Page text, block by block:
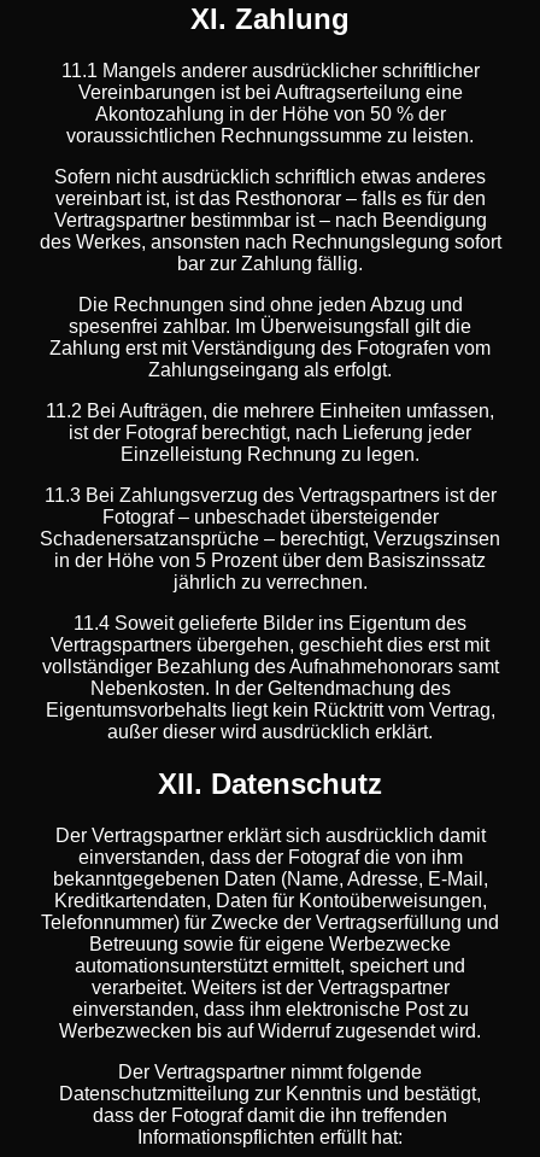
XI. Zahlung
11.1 Mangels anderer ausdrücklicher schriftlicher
Vereinbarungen ist bei Auftragserteilung eine
Akontozahlung in der Höhe von 50 % der
voraussichtlichen Rechnungssumme zu leisten.
Sofern nicht ausdrücklich schriftlich etwas anderes
vereinbart ist, ist das Resthonorar – falls es für den
Vertragspartner bestimmbar ist – nach Beendigung
des Werkes, ansonsten nach Rechnungslegung sofort
bar zur Zahlung fällig.
Die Rechnungen sind ohne jeden Abzug und
spesenfrei zahlbar. Im Überweisungsfall gilt die
Zahlung erst mit Verständigung des Fotografen vom
Zahlungseingang als erfolgt.
11.2 Bei Aufträgen, die mehrere Einheiten umfassen,
ist der Fotograf berechtigt, nach Lieferung jeder
Einzelleistung Rechnung zu legen.
11.3 Bei Zahlungsverzug des Vertragspartners ist der
Fotograf – unbeschadet übersteigender
Schadenersatzansprüche – berechtigt, Verzugszinsen
in der Höhe von 5 Prozent über dem Basiszinssatz
jährlich zu verrechnen.
11.4 Soweit gelieferte Bilder ins Eigentum des
Vertragspartners übergehen, geschieht dies erst mit
vollständiger Bezahlung des Aufnahmehonorars samt
Nebenkosten. In der Geltendmachung des
Eigentumsvorbehalts liegt kein Rücktritt vom Vertrag,
außer dieser wird ausdrücklich erklärt.
XII. Datenschutz
Der Vertragspartner erklärt sich ausdrücklich damit
einverstanden, dass der Fotograf die von ihm
bekanntgegebenen Daten (Name, Adresse, E-Mail,
Kreditkartendaten, Daten für Kontoüberweisungen,
Telefonnummer) für Zwecke der Vertragserfüllung und
Betreuung sowie für eigene Werbezwecke
automationsunterstützt ermittelt, speichert und
verarbeitet. Weiters ist der Vertragspartner
einverstanden, dass ihm elektronische Post zu
Werbezwecken bis auf Widerruf zugesendet wird.
Der Vertragspartner nimmt folgende
Datenschutzmitteilung zur Kenntnis und bestätigt,
dass der Fotograf damit die ihn treffenden
Informationspflichten erfüllt hat: